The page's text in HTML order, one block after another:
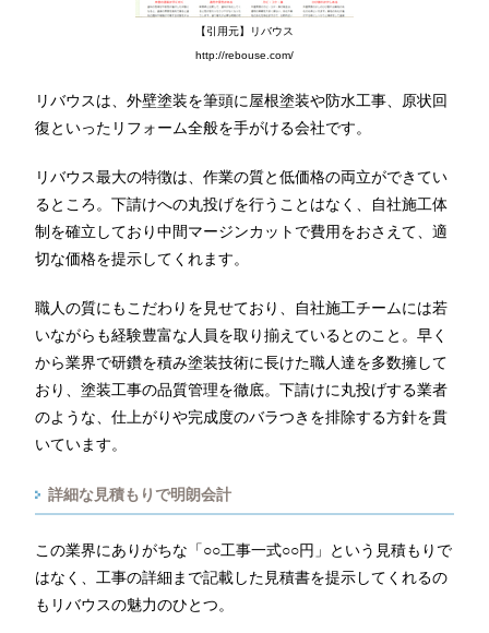
【引用元】リバウス
http://rebouse.com/
リバウスは、外壁塗装を筆頭に屋根塗装や防水工事、原状回
復といったリフォーム全般を手がける会社です。
リバウス最大の特徴は、作業の質と低価格の両立ができてい
るところ。下請けへの丸投げを行うことはなく、自社施工体
制を確立しており中間マージンカットで費用をおさえて、適
切な価格を提示してくれます。
職人の質にもこだわりを見せており、自社施工チームには若
いながらも経験豊富な人員を取り揃えているとのこと。早く
から業界で研鑽を積み塗装技術に長けた職人達を多数擁して
おり、塗装工事の品質管理を徹底。下請けに丸投げする業者
のような、仕上がりや完成度のバラつきを排除する方針を貫
いています。
詳細な見積もりで明朗会計
この業界にありがちな「○○工事一式○○円」という見積もりで
はなく、工事の詳細まで記載した見積書を提示してくれるの
もリバウスの魅力のひとつ。